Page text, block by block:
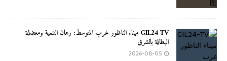
GIL24-TV ميناء الناظور غرب المتوسط: رهان التنمية ومعضلة
البطالة بالشرق
2026-08-05